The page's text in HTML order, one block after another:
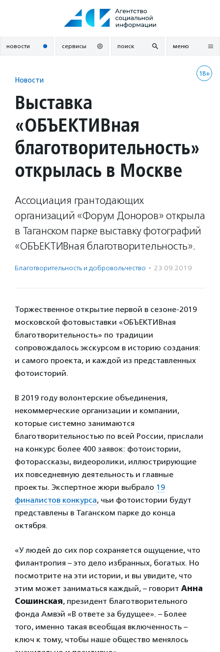
новости сервисы поиск меню
18+
Новости
Выставка
«ОБЪЕКТИВная
благотворительность»
открылась в Москве
Ассоциация грантодающих
организаций «Форум Доноров» открыла
в Таганском парке выставку фотографий
«ОБЪЕКТИВная благотворительность».
Благотвори­тель­ность и доброволь­чест­во · 23.09.2019
Торжественное открытие первой в сезоне-2019
московской фотовыставки «ОБЪЕКТИВная
благотворительность» по традиции
сопровождалось экскурсом в историю создания:
и самого проекта, и каждой из представленных
фотоисторий.
В 2019 году волонтерские объединения,
некоммерческие организации и компании,
которые системно занимаются
благотворительностью по всей России, прислали
на конкурс более 400 заявок: фотоистории,
фоторассказы, видеоролики, иллюстрирующие
их повседневную деятельность и главные
проекты. Экспертное жюри выбрало 19
финалистов конкурса, чьи фотоистории будут
представлены в Таганском парке до конца
октября.
«У людей до сих пор сохраняется ощущение, что
филантропия – это дело избранных, богатых. Но
посмотрите на эти истории, и вы увидите, что
этим может заниматься каждый, – говорит Анна
Сошинская, президент благотворительного
фонда Амвэй «В ответе за будущее». – Более
того, именно такая всеобщая включенность –
ключ к тому, чтобы наше общество менялось